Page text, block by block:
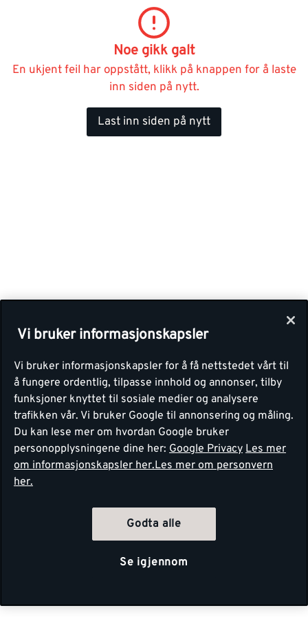
Noe gikk galt
En ukjent feil har oppstått, klikk på knappen for å laste
inn siden på nytt.
Last inn siden på nytt
Vi bruker informasjonskapsler
Vi bruker informasjonskapsler for å få nettstedet vårt til
å fungere ordentlig, tilpasse innhold og annonser, tilby
funksjoner knyttet til sosiale medier og analysere
trafikken vår. Vi bruker Google til annonsering og måling.
Du kan lese mer om hvordan Google bruker
personopplysningene dine her: Google Privacy Les mer
om informasjonskapsler her.Les mer om personvern
her.
Godta alle
Se igjennom